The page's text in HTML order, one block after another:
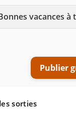
vacances à
Publier
sorties